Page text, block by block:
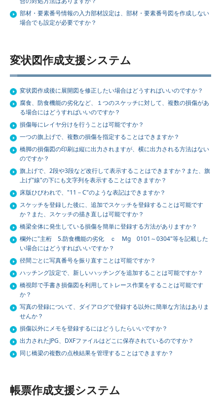
部材・要素番号情報の入力部材設定は、部材・要素番号図を作成しない
場合でも設定が必要ですか？
変状図作成支援システム
変状図作成後に展開図を修正したい場合はどうすればいいのですか？
腐食、防食機能の劣化など、１つのスケッチに対して、複数の損傷があ
る場合にはどうすればいいのですか？
損傷毎にレイヤ分けを行うことは可能ですか？
一つの旗上げで、複数の損傷を指定することはできますか？
橋脚の損傷図の印刷は縦に出力されますが、横に出力される方法はない
のですか？
旗上げで、2段や3段など改行して表示することはできますか？また、旗
上げ"線"の下にも文字列を表示することはできますか？
床版ひびわれで、"11－C"のような表記はできますか？
スケッチを登録した後に、追加でスケッチを登録することは可能です
か？また、スケッチの描き直しは可能ですか？
橋梁全体に発生している損傷を簡単に登録する方法がありますか？
欄外に"主桁 5.防食機能の劣化 ｃ Mg 0101～0304"等を記載した
い場合にはどうすればいいですか？
径間ごとに写真番号を振り直すことは可能ですか？
ハッチング設定で、新しいハッチングを追加することは可能ですか？
橋視郎で手書き損傷図を利用してトレース作業をすることは可能です
か？
写真の登録について、ダイアログで登録する以外に簡単な方法はありま
せんか？
損傷以外にメモを登録するにはどうしたらいいですか？
出力されたJPG、DXFファイルはどこに保存されているのですか？
同じ橋梁の複数の点検結果を管理することはできますか？
帳票作成支援システム